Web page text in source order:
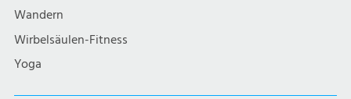
Wandern
Wirbelsäulen-Fitness
Yoga